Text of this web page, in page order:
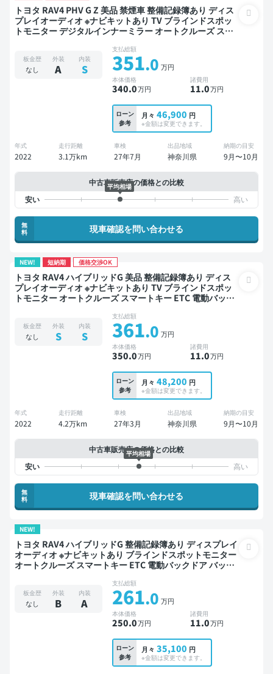
トヨタ RAV4 PHV G Z 美品 禁煙車 整備記録簿あり ディス
プレイオーディオ ※ナビキットあり TV ブラインドスポッ
トモニター デジタルインナーミラー オートクルーズ スマ
ラ ドライブレコーダー 衝突軽減
板金歴
なし
外装
A
内装
S
支払総額
351.0 万円
本体価格
340.0万円
諸費用
11.0万円
ローン
参考
月々 46,900 円
※金額は変更できます。
年式
2022
走行距離
3.1万km
車検
27年7月
出品地域
神奈川県
納期の目安
9月〜10月
中古車販売店の価格との比較
平均相場
無
料
現車確認を問い合わせる
NEW! 短納期 価格交渉OK
トヨタ RAV4 ハイブリッドG 美品 整備記録簿あり ディス
プレイオーディオ ※ナビキットあり TV ブラインドスポッ
トモニター オートクルーズ スマートキー ETC 電動バック
板金歴
なし
外装
S
内装
S
支払総額
361.0 万円
本体価格
350.0万円
諸費用
11.0万円
ローン
参考
月々 48,200 円
※金額は変更できます。
年式
2022
走行距離
4.2万km
車検
27年3月
出品地域
神奈川県
納期の目安
9月〜10月
中古車販売店の価格との比較
平均相場
無
料
現車確認を問い合わせる
NEW!
トヨタ RAV4 ハイブリッドG 整備記録簿あり ディスプレイ
オーディオ ※ナビキットあり ブラインドスポットモニター
オートクルーズ スマートキー ETC 電動バックドア バック
板金歴
なし
外装
B
内装
A
支払総額
261.0 万円
本体価格
250.0万円
諸費用
11.0万円
ローン
参考
月々 35,100 円
※金額は変更できます。